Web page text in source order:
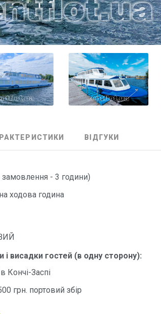
ВІДГУКИ
замовлення - 3 години)
ходова година
висадки гостей (в одну сторону):
Кончі-Заспі
грн. портовий збір